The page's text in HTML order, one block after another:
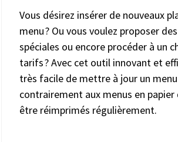
Vous désirez insérer de nouveaux
menu ? Ou vous voulez proposer
spéciales ou encore procéder à un
tarifs ? Avec cet outil innovant et
très facile de mettre à jour un
contrairement aux menus en
être réimprimés régulièrement.